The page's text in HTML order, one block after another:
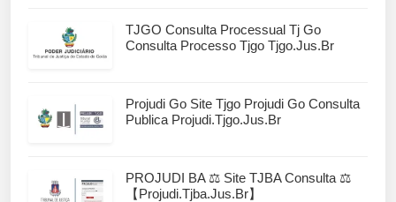
TJGO Consulta Processual Tj Go
Consulta Processo Tjgo Tjgo.jus.br
Projudi Go Site Tjgo Projudi Go Consulta
Publica Projudi.tjgo.jus.br
PROJUDI BA ⚖️ Site TJBA Consulta ⚖️
【projudi.tjba.jus.br】